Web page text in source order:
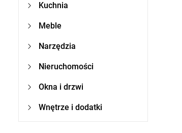
Kuchnia
Meble
Narzędzia
Nieruchomości
Okna i drzwi
Wnętrze i dodatki